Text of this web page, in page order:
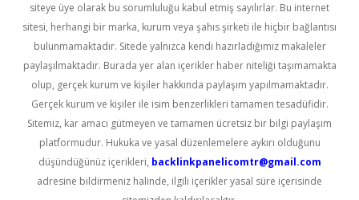
siteye üye olarak bu sorumluluğu kabul etmiş sayılırlar. Bu internet
sitesi, herhangi bir marka, kurum veya şahıs şirketi ile hiçbir bağlantısı
bulunmamaktadır. Sitede yalnızca kendi hazırladığımız makaleler
paylaşılmaktadır. Burada yer alan içerikler haber niteliği taşımamakta
olup, gerçek kurum ve kişiler hakkında paylaşım yapılmamaktadır.
Gerçek kurum ve kişiler ile isim benzerlikleri tamamen tesadüfidir.
Sitemiz, kar amacı gütmeyen ve tamamen ücretsiz bir bilgi paylaşım
platformudur. Hukuka ve yasal düzenlemelere aykırı olduğunu
düşündüğünüz içerikleri, backlinkpanelicomtr@gmail.com
adresine bildirmeniz halinde, ilgili içerikler yasal süre içerisinde